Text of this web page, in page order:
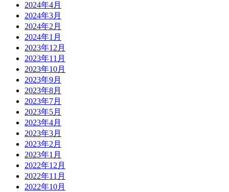
2024年4月
2024年3月
2024年2月
2024年1月
2023年12月
2023年11月
2023年10月
2023年9月
2023年8月
2023年7月
2023年5月
2023年4月
2023年3月
2023年2月
2023年1月
2022年12月
2022年11月
2022年10月